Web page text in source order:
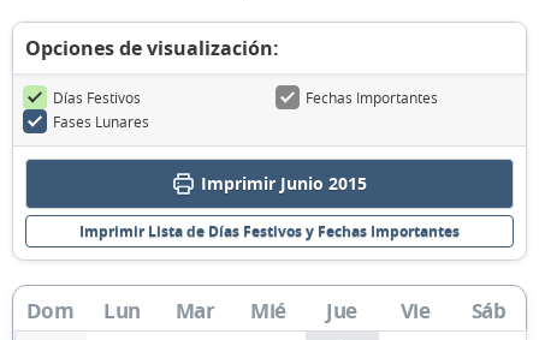
Opciones de visualización:
Días Festivos
Fechas Importantes
Fases Lunares
Imprimir Junio 2015
Imprimir Lista de Días Festivos y Fechas Importantes
Dom Lun Mar Mié Jue Vie Sáb